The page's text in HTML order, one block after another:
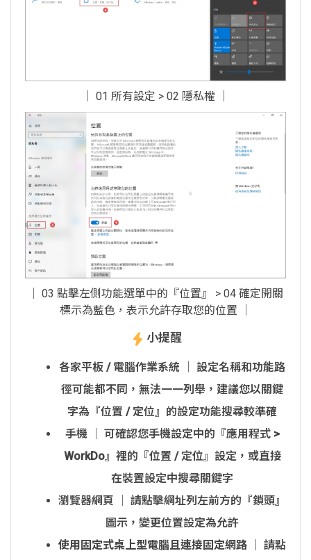
│ 01 所有設定 > 02 隱私權 │
│ 03 點擊左側功能選單中的『位置』 > 04 確定開關
標示為藍色，表示允許存取您的位置 │
小提醒
各家平板 / 電腦作業系統 │ 設定名稱和功能路
徑可能都不同，無法一一列舉，建議您以關鍵
字為『位置 / 定位』的設定功能搜尋較準確
手機 │ 可確認您手機設定中的『應用程式 >
WorkDo』裡的『位置 / 定位』設定，或直接
在裝置設定中搜尋關鍵字
瀏覽器網頁 │ 請點擊網址列左前方的『鎖頭』
圖示，變更位置設定為允許
使用固定式桌上型電腦且連接固定網路 │ 請點